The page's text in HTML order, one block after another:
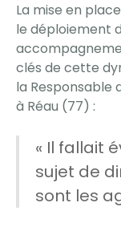
La mise en
le déploiement
clés de cette
la Responsable
à Réau (77) :
« Il fallait
sujet de
sont les